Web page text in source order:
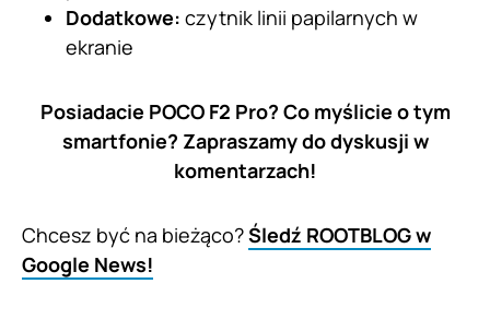
Dodatkowe: czytnik linii papilarnych w
ekranie
Posiadacie POCO F2 Pro? Co myślicie o tym
smartfonie? Zapraszamy do dyskusji w
komentarzach!
Chcesz być na bieżąco?Śledź ROOTBLOG w
Google News!